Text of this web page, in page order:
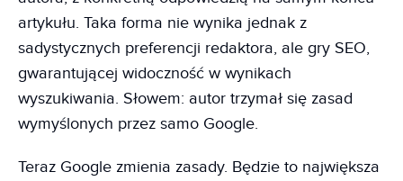
artykułu. Taka forma nie wynika jednak z
sadystycznych preferencji redaktora, ale gry SEO,
gwarantującej widoczność w wynikach
wyszukiwania. Słowem: autor trzymał się zasad
wymyślonych przez samo Google.
Teraz Google zmienia zasady. Będzie to największa